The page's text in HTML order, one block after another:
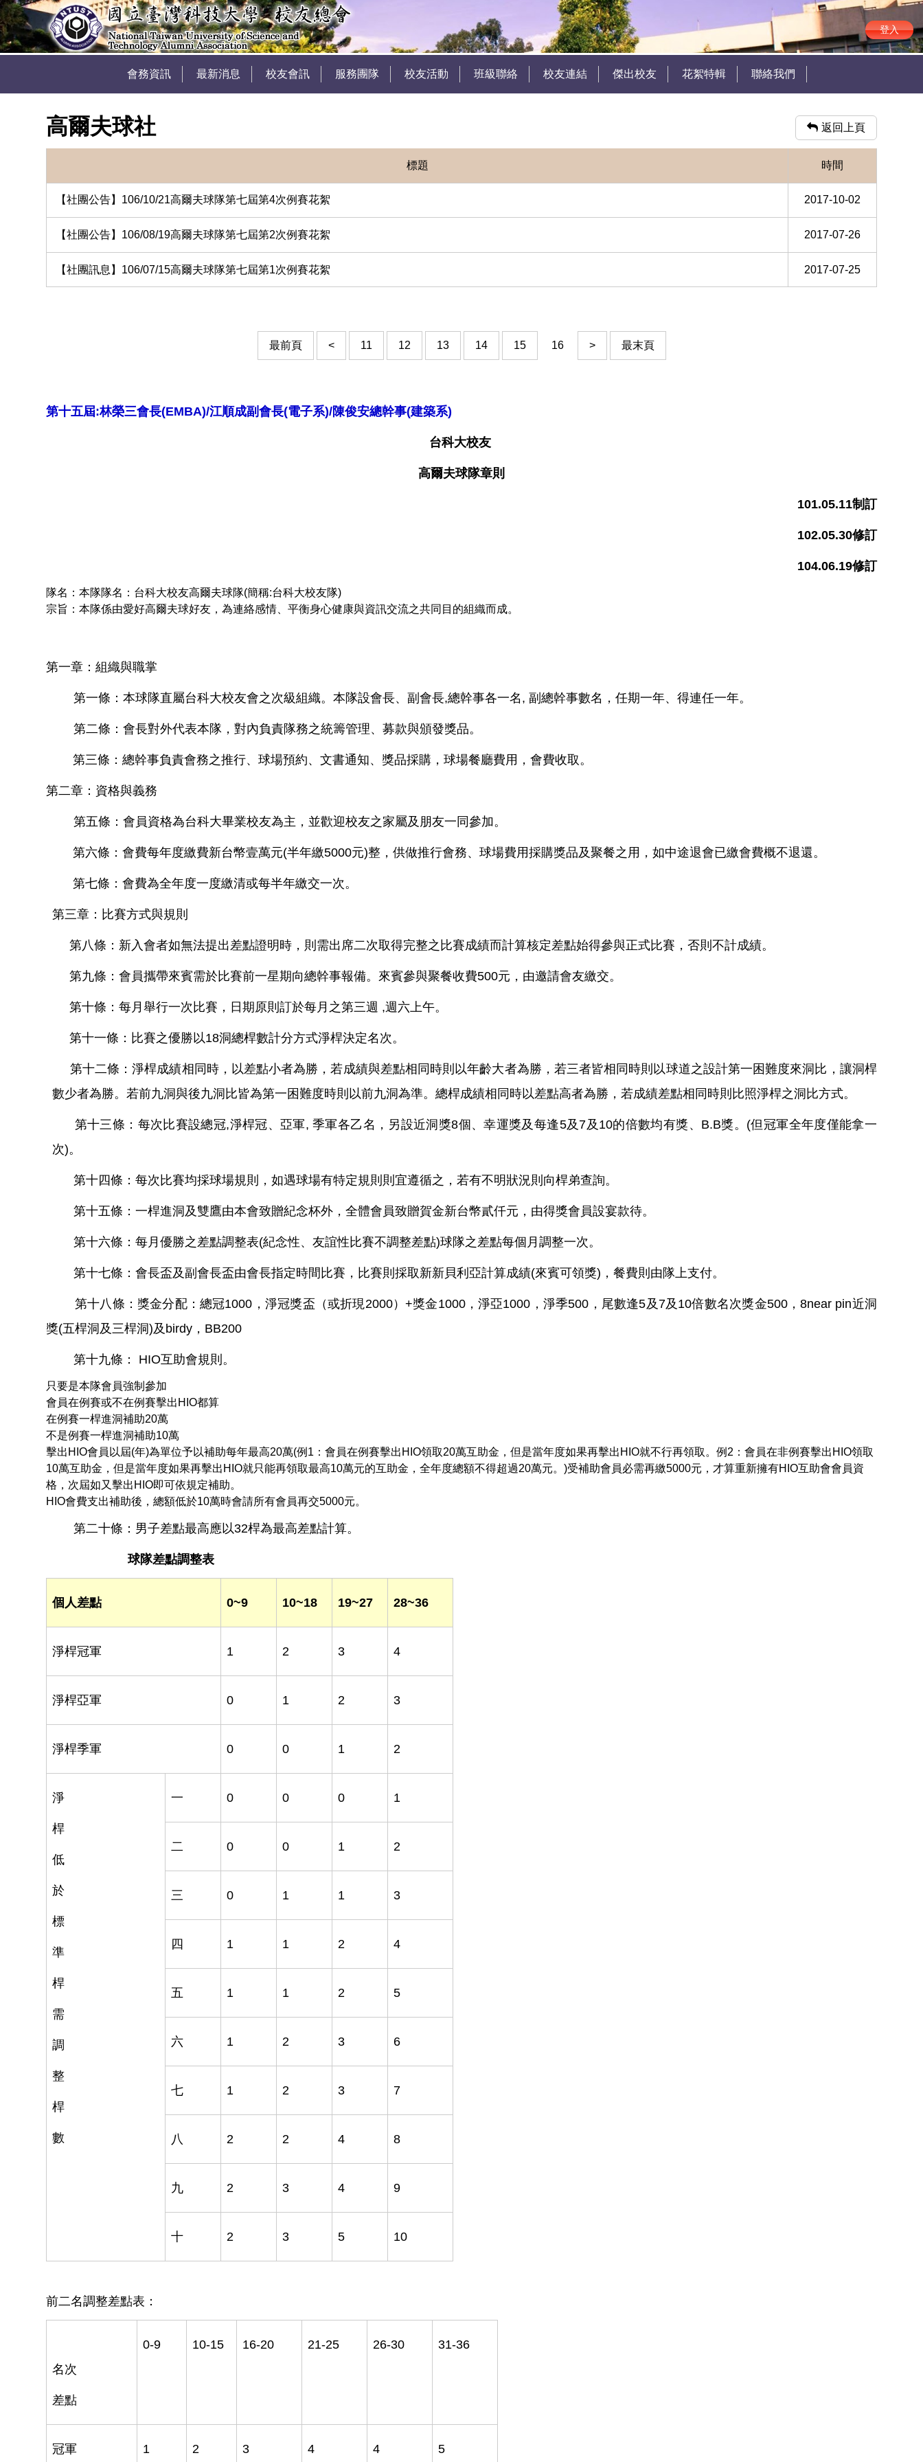
登入
會務資訊 最新消息 校友會訊 服務團隊 校友活動 班級聯絡 校友連結 傑出校友 花絮特輯 聯絡我們
返回上頁
高爾夫球社
標題 時間
【社團公告】106/10/21高爾夫球隊第七屆第4次例賽花絮 2017-10-02
【社團公告】106/08/19高爾夫球隊第七屆第2次例賽花絮 2017-07-26
【社團訊息】106/07/15高爾夫球隊第七屆第1次例賽花絮 2017-07-25
最前頁 < 11 12 13 14 15 16 > 最末頁
第十五屆:林榮三會長(EMBA)/江順成副會長(電子系)/陳俊安總幹事(建築系)
台科大校友
高爾夫球隊章則
101.05.11制訂
102.05.30修訂
104.06.19修訂
隊名：本隊隊名：台科大校友高爾夫球隊(簡稱:台科大校友隊)
宗旨：本隊係由愛好高爾夫球好友，為連絡感情、平衡身心健康與資訊交流之共同目的組織而成。
第一章：組織與職掌
第一條：本球隊直屬台科大校友會之次級組織。本隊設會長、副會長,總幹事各一名, 副總幹事數名，任期一年、得連任一年。
第二條：會長對外代表本隊，對內負責隊務之統籌管理、募款與頒發獎品。
第三條：總幹事負責會務之推行、球場預約、文書通知、獎品採購，球場餐廳費用，會費收取。
第二章：資格與義務
第五條：會員資格為台科大畢業校友為主，並歡迎校友之家屬及朋友一同參加。
第六條：會費每年度繳費新台幣壹萬元(半年繳5000元)整，供做推行會務、球場費用採購獎品及聚餐之用，如中途退會已繳會費概不退還。
第七條：會費為全年度一度繳清或每半年繳交一次。
第三章：比賽方式與規則
第八條：新入會者如無法提出差點證明時，則需出席二次取得完整之比賽成績而計算核定差點始得參與正式比賽，否則不計成績。
第九條：會員攜帶來賓需於比賽前一星期向總幹事報備。來賓參與聚餐收費500元，由邀請會友繳交。
第十條：每月舉行一次比賽，日期原則訂於每月之第三週 ,週六上午。
第十一條：比賽之優勝以18洞總桿數計分方式淨桿決定名次。
第十二條：淨桿成績相同時，以差點小者為勝，若成績與差點相同時則以年齡大者為勝，若三者皆相同時則以球道之設計第一困難度來洞比，讓洞桿
數少者為勝。若前九洞與後九洞比皆為第一困難度時則以前九洞為準。總桿成績相同時以差點高者為勝，若成績差點相同時則比照淨桿之洞比方式。
第十三條：每次比賽設總冠,淨桿冠、亞軍, 季軍各乙名，另設近洞獎8個、幸運獎及每逢5及7及10的倍數均有獎、B.B獎。(但冠軍全年度僅能拿一
次)。
第十四條：每次比賽均採球場規則，如遇球場有特定規則則宜遵循之，若有不明狀況則向桿弟查詢。
第十五條：一桿進洞及雙鷹由本會致贈紀念杯外，全體會員致贈賀金新台幣貳仟元，由得獎會員設宴款待。
第十六條：每月優勝之差點調整表(紀念性、友誼性比賽不調整差點)球隊之差點每個月調整一次。
第十七條：會長盃及副會長盃由會長指定時間比賽，比賽則採取新新貝利亞計算成績(來賓可領獎)，餐費則由隊上支付。
第十八條：獎金分配：總冠1000，淨冠獎盃（或折現2000）+獎金1000，淨亞1000，淨季500，尾數逢5及7及10倍數名次獎金500，8near pin近洞
獎(五桿洞及三桿洞)及birdy，BB200
第十九條： HIO互助會規則。
只要是本隊會員強制參加
會員在例賽或不在例賽擊出HIO都算
在例賽一桿進洞補助20萬
不是例賽一桿進洞補助10萬
擊出HIO會員以屆(年)為單位予以補助每年最高20萬(例1：會員在例賽擊出HIO領取20萬互助金，但是當年度如果再擊出HIO就不行再領取。例2：會員在非例賽擊出HIO領取
10萬互助金，但是當年度如果再擊出HIO就只能再領取最高10萬元的互助金，全年度總額不得超過20萬元。)受補助會員必需再繳5000元，才算重新擁有HIO互助會會員資
格，次屆如又擊出HIO即可依規定補助。
HIO會費支出補助後，總額低於10萬時會請所有會員再交5000元。
第二十條：男子差點最高應以32桿為最高差點計算。
球隊差點調整表
個人差點 0~9 10~18 19~27 28~36
淨桿冠軍 1 2 3 4
淨桿亞軍 0 1 2 3
淨桿季軍 0 0 1 2
淨
桿
低
於
標
準
桿
需
調
整
桿
數
一 0 0 0 1
二 0 0 1 2
三 0 1 1 3
四 1 1 2 4
五 1 1 2 5
六 1 2 3 6
七 1 2 3 7
八 2 2 4 8
九 2 3 4 9
十 2 3 5 10
前二名調整差點表：
名次
差點
0-9 10-15 16-20 21-25 26-30 31-36
冠軍 1 2 3 4 4 5